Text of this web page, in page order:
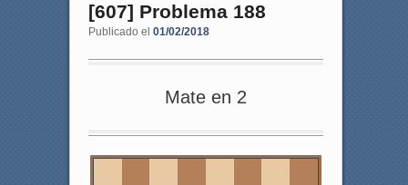
[607] Problema 188
Publicado el 01/02/2018
Mate en 2